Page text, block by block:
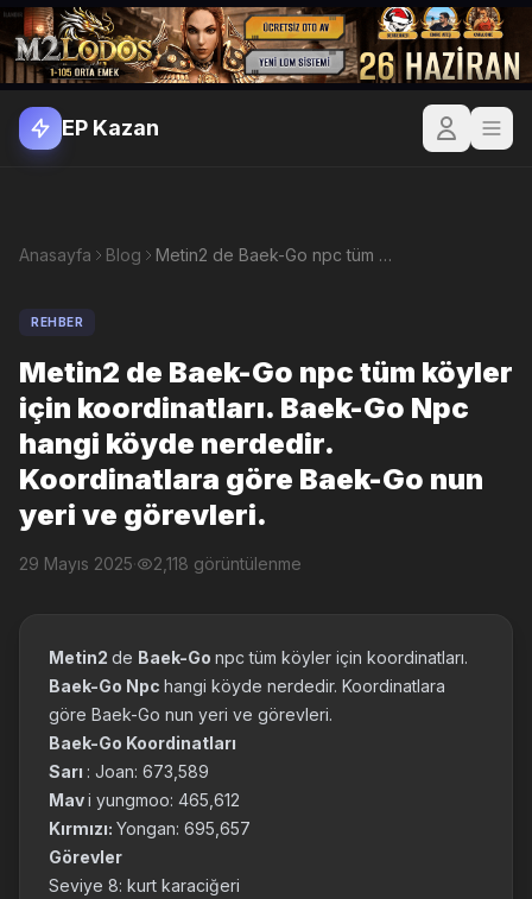
EP Kazan
Anasayfa Blog Metin2 de Baek-Go npc tüm köyler için koordinatları. Baek-Go Npc hangi köyde nerdedir. Koordinatlara göre Baek-Go nun yeri ve görevleri.
REHBER
Metin2 de Baek-Go npc tüm köyler
için koordinatları. Baek-Go Npc
hangi köyde nerdedir.
Koordinatlara göre Baek-Go nun
yeri ve görevleri.
29 Mayıs 2025· 2,118 görüntülenme
Metin2 de Baek-Go npc tüm köyler için koordinatları.
Baek-Go Npc hangi köyde nerdedir. Koordinatlara
göre Baek-Go nun yeri ve görevleri.
Baek-Go Koordinatları
Sarı : Joan: 673,589
Mavi yungmoo: 465,612
Kırmızı: Yongan: 695,657
Görevler
Seviye 8: kurt karaciğeri